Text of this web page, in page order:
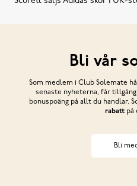
Bli vår
Som medlem i Club Solemate
senaste nyheterna, får
bonuspoäng på allt du handlar.
rabattpå
Bli